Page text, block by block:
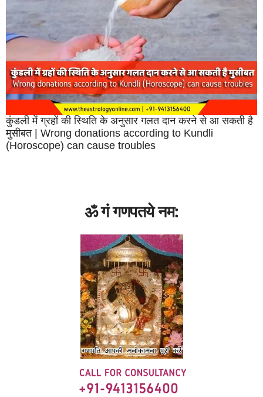
कुंडली में ग्रहों की स्थिति के अनुसार गलत दान करने से आ सकती है
मुसीबत | Wrong donations according to Kundli
(Horoscope) can cause troubles
ॐ गं गणपतये नम: